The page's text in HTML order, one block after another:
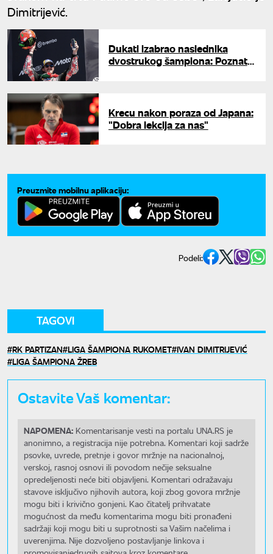
Dimitrijević.
Dukati izabrao naslednika
dvostrukog šampiona: Poznato
Krecu nakon poraza od Japana:
"Dobra lekcija za nas"
Preuzmite mobilnu aplikaciju:
Podeli:
TAGOVI
RK PARTIZAN LIGA ŠAMPIONA RUKOMET IVAN DIMITRIJEVIĆ
LIGA ŠAMPIONA ŽREB
Ostavite Vaš komentar:
NAPOMENA: Komentarisanje vesti na portalu UNA.RS je
anonimno, a registracija nije potrebna. Komentari koji sadrže
psovke, uvrede, pretnje i govor mržnje na nacionalnoj,
verskoj, rasnoj osnovi ili povodom nečije seksualne
opredeljenosti neće biti objavljeni. Komentari odražavaju
stavove isključivo njihovih autora, koji zbog govora mržnje
mogu biti i krivično gonjeni. Kao čitatelj prihvatate
mogućnost da među komentarima mogu biti pronađeni
sadržaji koji mogu biti u suprotnosti sa Vašim načelima i
uverenjima. Nije dozvoljeno postavljanje linkova i